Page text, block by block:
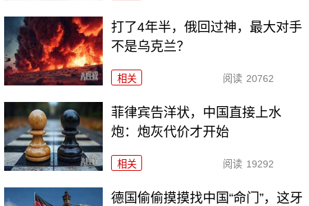
打了4年半，俄回过神，最大对手
不是乌克兰？
相关 阅读 20762
菲律宾告洋状，中国直接上水
炮：炮灰代价才开始
相关 阅读 19292
德国偷偷摸摸找中国“命门”，这牙